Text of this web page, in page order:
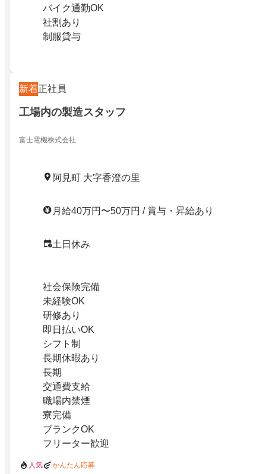
バイク通勤OK
社割あり
制服貸与
新着正社員
工場内の製造スタッフ
富士電機株式会社
阿見町 大字香澄の里
月給40万円〜50万円 / 賞与・昇給あり
土日休み
社会保険完備
未経験OK
研修あり
即日払いOK
シフト制
長期休暇あり
長期
交通費支給
職場内禁煙
寮完備
ブランクOK
フリーター歓迎
人気 かんたん応募